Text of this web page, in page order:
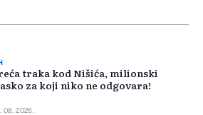
traka kod Nišića, milionski
za koji niko ne odgovara!
08. 2026.